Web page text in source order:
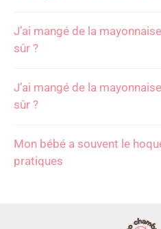
J’ai mangé de la
sûr ?
J’ai mangé de la
sûr ?
Mon bébé a souvent le
pratiques